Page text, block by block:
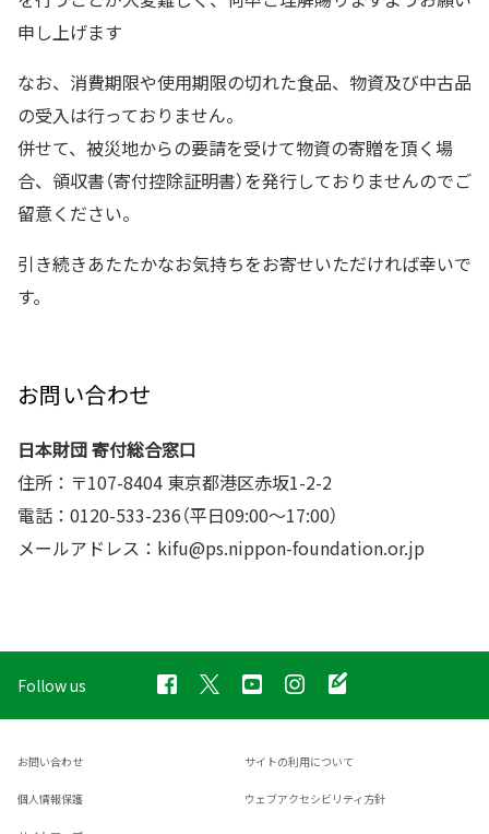
申し上げます
なお、消費期限や使用期限の切れた食品、物資及び中古品
の受入は行っておりません。
併せて、被災地からの要請を受けて物資の寄贈を頂く場
合、領収書（寄付控除証明書）を発行しておりませんのでご
留意ください。
引き続きあたたかなお気持ちをお寄せいただければ幸いで
す。
お問い合わせ
日本財団 寄付総合窓口
住所：〒107-8404 東京都港区赤坂1-2-2
電話：0120-533-236（平日09:00～17:00）
メールアドレス：kifu@ps.nippon-foundation.or.jp
Follow us
お問い合わせ サイトの利用について
個人情報保護 ウェブアクセシビリティ方針